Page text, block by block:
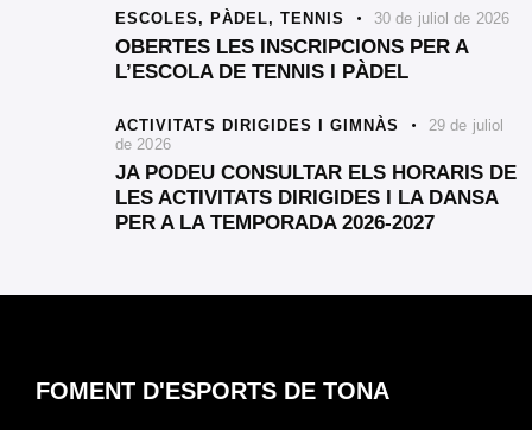
ESCOLES, PÀDEL, TENNIS 30 de juliol de 2026
OBERTES LES INSCRIPCIONS PER A
L’ESCOLA DE TENNIS I PÀDEL
ACTIVITATS DIRIGIDES I GIMNÀS
29 de juliol
de 2026
JA PODEU CONSULTAR ELS HORARIS DE
LES ACTIVITATS DIRIGIDES I LA DANSA
PER A LA TEMPORADA 2026-2027
FOMENT D'ESPORTS DE TONA